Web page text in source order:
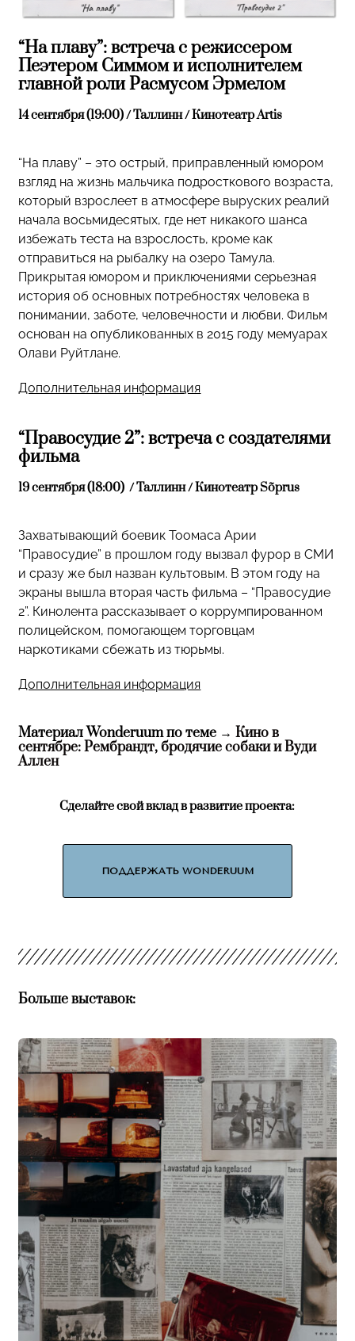
“На плаву”: встреча с режиссером
Пеэтером Симмом и исполнителем
главной роли Расмусом Эрмелом
14 сентября (19:00) / Таллинн / Кинотеатр Artis
“На плаву” – это острый, приправленный юмором
взгляд на жизнь мальчика подросткового возраста,
который взрослеет в атмосфере выруских реалий
начала восьмидесятых, где нет никакого шанса
избежать теста на взрослость, кроме как
отправиться на рыбалку на озеро Тамула.
Прикрытая юмором и приключениями серьезная
история об основных потребностях человека в
понимании, заботе, человечности и любви. Фильм
основан на опубликованных в 2015 году мемуарах
Олави Руйтлане.
Дополнительная информация
“Правосудие 2”: встреча с создателями
фильма
19 cентября (18:00) / Таллинн / Кинотеатр Sõprus
Захватывающий боевик Тоомаса Арии
“Правосудие” в прошлом году вызвал фурор в СМИ
и сразу же был назван культовым. В этом году на
экраны вышла вторая часть фильма – “Правосудие
2”. Кинолента рассказывает о коррумпированном
полицейском, помогающем торговцам
наркотиками сбежать из тюрьмы.
Дополнительная информация
Материал Wonderuum по теме →Кино в
сентябре: Рембрандт, бродячие собаки и Вуди
Аллен
Сделайте свой вклад в развитие проекта:
ПОДДЕРЖАТЬ WONDERUUM
Больше выставок: